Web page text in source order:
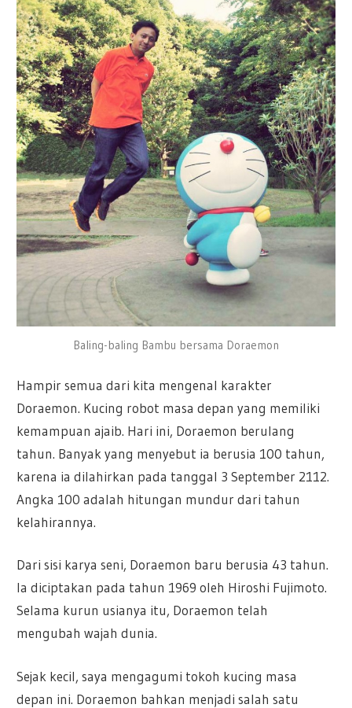
Baling-baling Bambu bersama Doraemon
Hampir semua dari kita mengenal karakter
Doraemon. Kucing robot masa depan yang memiliki
kemampuan ajaib. Hari ini, Doraemon berulang
tahun. Banyak yang menyebut ia berusia 100 tahun,
karena ia dilahirkan pada tanggal 3 September 2112.
Angka 100 adalah hitungan mundur dari tahun
kelahirannya.
Dari sisi karya seni, Doraemon baru berusia 43 tahun.
Ia diciptakan pada tahun 1969 oleh Hiroshi Fujimoto.
Selama kurun usianya itu, Doraemon telah
mengubah wajah dunia.
Sejak kecil, saya mengagumi tokoh kucing masa
depan ini. Doraemon bahkan menjadi salah satu